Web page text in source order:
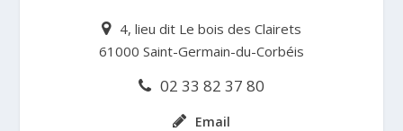
4, lieu dit Le bois des Clairets
61000 Saint-Germain-du-Corbéis
02 33 82 37 80
Email